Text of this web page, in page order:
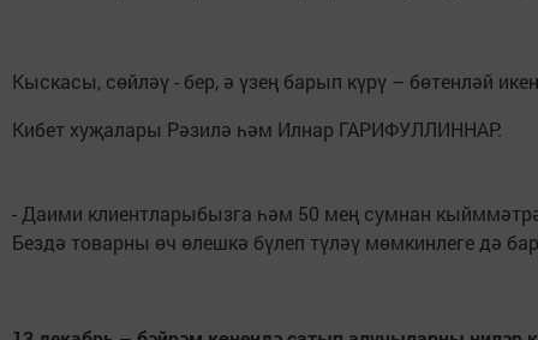
Кыскасы, сөйләү - бер, ә үзең барып күрү – бөтенләй
Кибет хуҗалары Рәзилә һәм Илнар ГАРИФУЛЛИННАР:
- Даими клиентларыбызга һәм 50 мең сумнан
Бездә товарны өч өлешкә бүлеп түләү мөмкинлеге дә